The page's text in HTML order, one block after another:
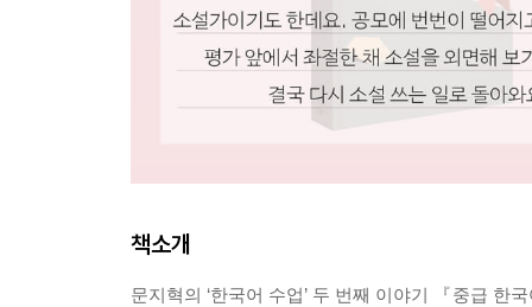
책소개
문지혁의 ‘한국어 수업’ 두 번째 이야기 『중급 한